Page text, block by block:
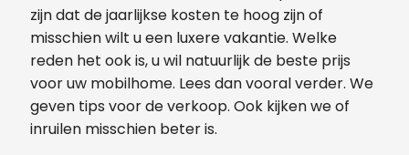
zijn dat de jaarlijkse kosten te hoog zijn of
misschien wilt u een luxere vakantie. Welke
reden het ook is, u wil natuurlijk de beste prijs
voor uw mobilhome. Lees dan vooral verder. We
geven tips voor de verkoop. Ook kijken we of
inruilen misschien beter is.